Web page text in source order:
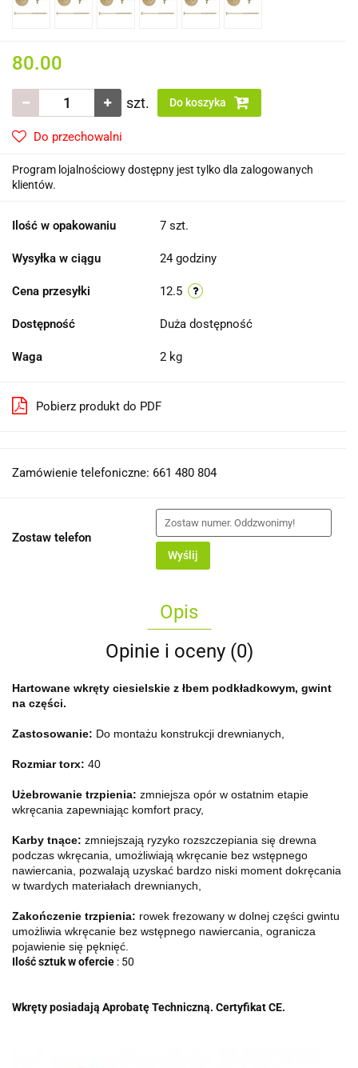
80.00
szt. Do koszyka
Do przechowalni
Program lojalnościowy dostępny jest tylko dla zalogowanych
klientów.
Ilość w opakowaniu 7 szt.
Wysyłka w ciągu 24 godziny
Cena przesyłki 12.5
Dostępność Duża dostępność
Waga 2 kg
Pobierz produkt do PDF
Zamówienie telefoniczne: 661 480 804
Zostaw telefon
Wyślij
Opis
Opinie i oceny (0)
Hartowane wkręty ciesielskie z łbem podkładkowym, gwint
na części.
Zastosowanie: Do montażu konstrukcji drewnianych,
Rozmiar torx: 40
Użebrowanie trzpienia: zmniejsza opór w ostatnim etapie
wkręcania zapewniając komfort pracy,
Karby tnące: zmniejszają ryzyko rozszczepiania się drewna
podczas wkręcania, umożliwiają wkręcanie bez wstępnego
nawiercania, pozwalają uzyskać bardzo niski moment dokręcania
w twardych materiałach drewnianych,
Zakończenie trzpienia: rowek frezowany w dolnej części gwintu
umożliwia wkręcanie bez wstępnego nawiercania, ogranicza
pojawienie się pęknięć.
Ilość sztuk w ofercie : 50
Wkręty posiadają Aprobatę Techniczną. Certyfikat CE.